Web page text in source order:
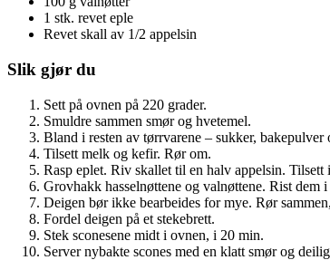
1 stk. revet eple
Revet skall av 1/2 appelsin
Slik gjør du
Sett på ovnen på 220 grader.
Smuldre sammen smør og hvetemel.
Bland i resten av tørrvarene – sukker, bakepulver
Tilsett melk og kefir. Rør om.
Rasp eplet. Riv skallet til en halv appelsin. Tilsett
Grovhakk hasselnøttene og valnøttene. Rist
Deigen bør ikke bearbeides for mye. Rør
Fordel deigen på et stekebrett.
Stek sconesene midt i ovnen, i 20 min.
Server nybakte scones med en klatt smør og